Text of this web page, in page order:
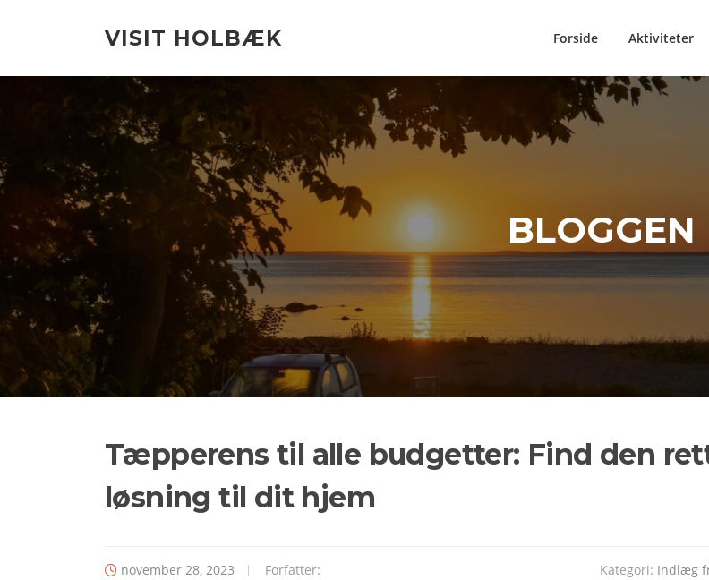
VISIT HOLBÆK Forside Aktiviteter
BLOGGEN
Tæpperens til alle budgetter: Find den
løsning til dit hjem
november 28, 2023 Forfatter: Kategori: Indlæg